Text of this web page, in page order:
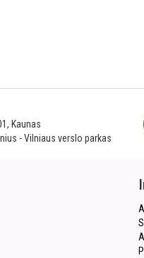
Kaunas
- Vilniaus verslo parkas